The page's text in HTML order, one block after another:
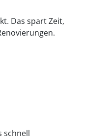
Das spart Zeit,
schnell